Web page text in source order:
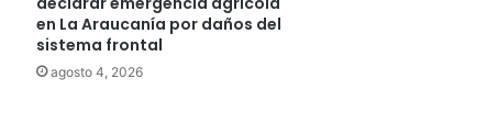
en La Araucanía por daños del
sistema frontal
agosto 4, 2026